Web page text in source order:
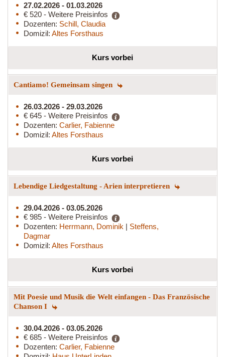
27.02.2026 - 01.03.2026
€ 520 - Weitere Preisinfos
Dozenten: Schill, Claudia
Domizil: Altes Forsthaus
Kurs vorbei
Cantiamo! Gemeinsam singen
26.03.2026 - 29.03.2026
€ 645 - Weitere Preisinfos
Dozenten: Carlier, Fabienne
Domizil: Altes Forsthaus
Kurs vorbei
Lebendige Liedgestaltung - Arien interpretieren
29.04.2026 - 03.05.2026
€ 985 - Weitere Preisinfos
Dozenten: Herrmann, Dominik | Steffens,
Dagmar
Domizil: Altes Forsthaus
Kurs vorbei
Mit Poesie und Musik die Welt einfangen - Das Französische
Chanson I
30.04.2026 - 03.05.2026
€ 685 - Weitere Preisinfos
Dozenten: Carlier, Fabienne